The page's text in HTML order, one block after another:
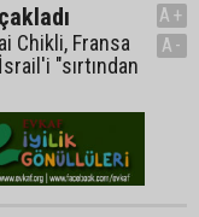
Chikli, Fransa
"sırtından
A+
A-